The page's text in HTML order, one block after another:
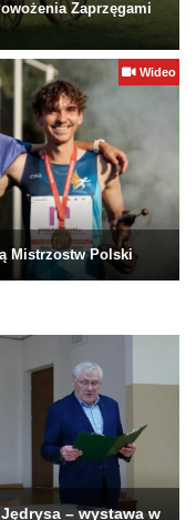
Zaprzęgami
Wideo
Mistrzostw Polski
– wystawa w